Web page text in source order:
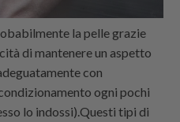
la pelle grazie
di mantenere un aspetto
con
ogni pochi
lo indossi).Questi tipi di